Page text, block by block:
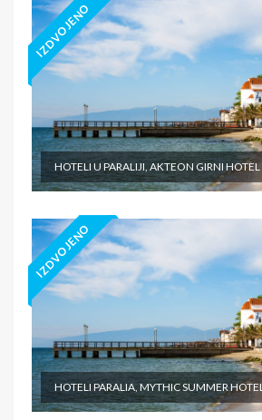
IZDVOJENO
HOTELI U PARALIJI, AKTEON GIRNI HOTEL
IZDVOJENO
HOTELI PARALIA, MYTHIC SUMMER HOTEL